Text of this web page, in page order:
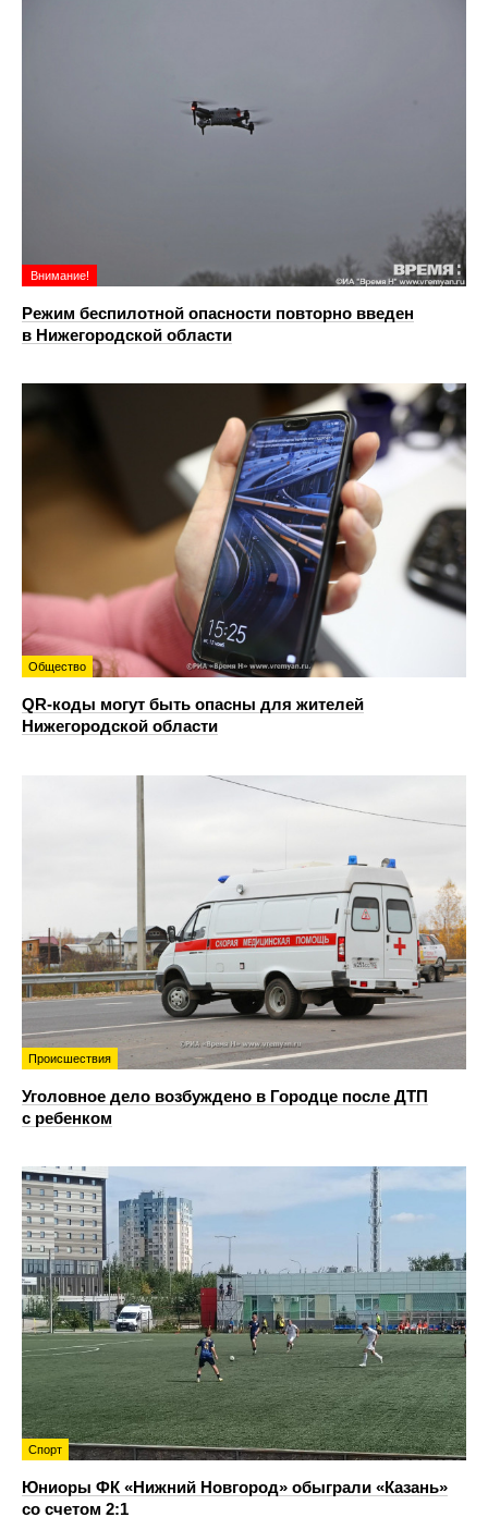
Внимание!
Режим беспилотной опасности повторно введен
в Нижегородской области
Общество
QR-коды могут быть опасны для жителей
Нижегородской области
Происшествия
Уголовное дело возбуждено в Городце после ДТП
с ребенком
Спорт
Юниоры ФК «Нижний Новгород» обыграли «Казань»
со счетом 2:1